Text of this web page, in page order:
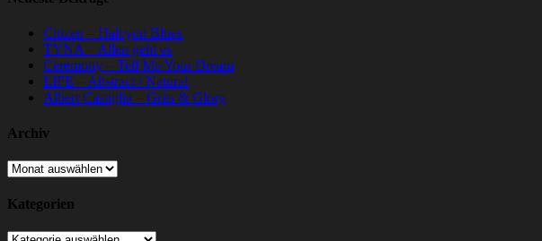
Citizen – Halcyon Blues
TYNA – Allen geht es
Ceremony – Tell Me Your Dream
LIFE – Abstract / Natural
Albert Castiglia – Grits & Glory
Archiv
Archiv
Kategorien